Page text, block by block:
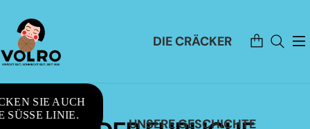
DIE CRÄCKER
UNSERE GESCHICHTE
Artikel
im
Warenkorb
SIE AUCH
SÜSSE LINIE.